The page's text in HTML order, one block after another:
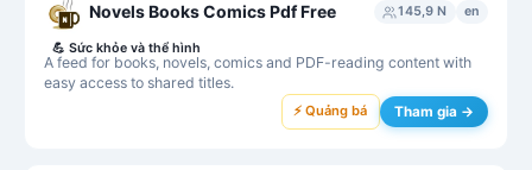
Novels Books Comics Pdf Free 145,9 N en
A feed for books, novels, comics and PDF-reading content with
easy access to shared titles.
💪 Sức khỏe và thể hình
⚡ Quảng bá Tham gia →